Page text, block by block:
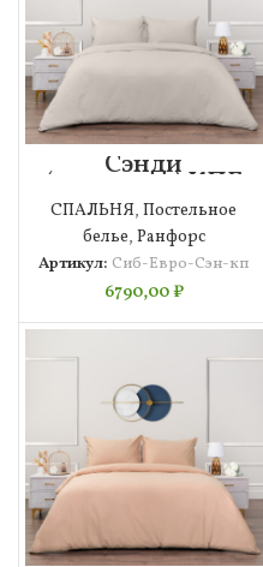
Сэнди
(капучино) КПБ
Евро Siberia
СПАЛЬНЯ,Постельное
белье, Ранфорс
Артикул: Сиб-Евро-Сэн-кп
6790,00₽